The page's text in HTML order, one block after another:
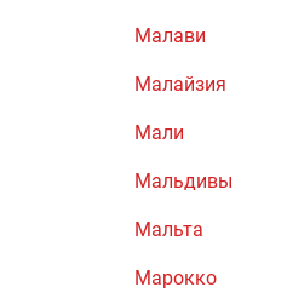
Малави
Малайзия
Мали
Мальдивы
Мальта
Марокко